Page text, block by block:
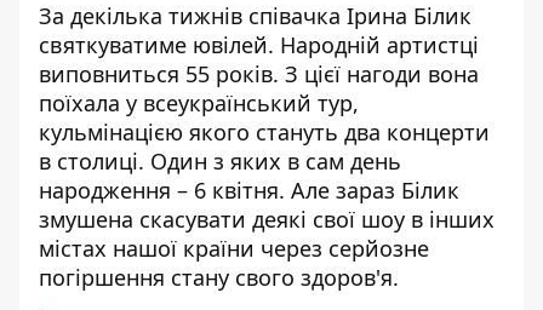
За декілька тижнів співачка Ірина Білик
святкуватиме ювілей. Народній артистці
виповниться 55 років. З цієї нагоди вона
поїхала у всеукраїнський тур,
кульмінацією якого стануть два концерти
в столиці. Один з яких в сам день
народження – 6 квітня. Але зараз Білик
змушена скасувати деякі свої шоу в інших
містах нашої країни через серйозне
погіршення стану свого здоров'я.